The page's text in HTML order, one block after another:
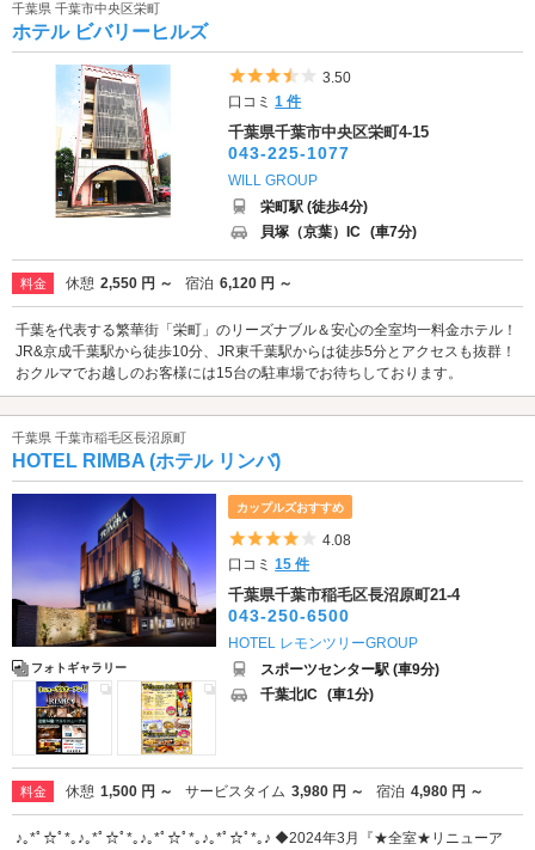
千葉県 千葉市中央区栄町
ホテル ビバリーヒルズ
5つ星のうち3.5
3.50
口コミ1 件
千葉県千葉市中央区栄町4-15
043-225-1077
WILL GROUP
栄町駅 (徒歩4分)
貝塚（京葉）IC (車7分)
料金 休憩 2,550 円 ～ 宿泊 6,120 円 ～
千葉を代表する繁華街「栄町」のリーズナブル＆安心の全室均一料金ホテル！
JR&京成千葉駅から徒歩10分、JR東千葉駅からは徒歩5分とアクセスも抜群！
おクルマでお越しのお客様には15台の駐車場でお待ちしております。
千葉県 千葉市稲毛区長沼原町
HOTEL RIMBA (ホテル リンバ)
フォトギャラリー
カップルズおすすめ
5つ星のうち4
4.08
口コミ15 件
千葉県千葉市稲毛区長沼原町21-4
043-250-6500
HOTEL レモンツリーGROUP
スポーツセンター駅 (車9分)
千葉北IC (車1分)
料金 休憩 1,500 円 ～ サービスタイム 3,980 円 ～ 宿泊 4,980 円 ～
♪｡*ﾟ☆ﾟ*｡♪｡*ﾟ☆ﾟ*｡♪｡*ﾟ☆ﾟ*｡♪｡*ﾟ☆ﾟ*｡♪ ◆2024年3月『★全室★リニューア